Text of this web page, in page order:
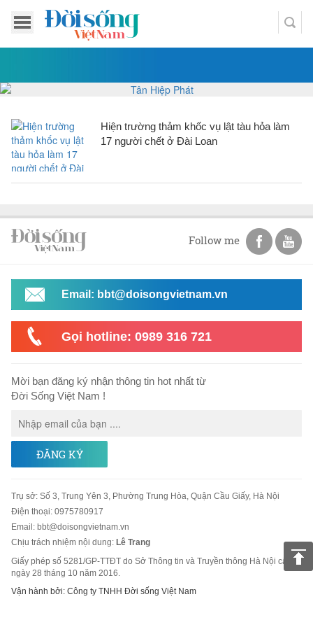
Hiện trường thảm khốc vụ lật tàu hỏa làm
17 người chết ở Đài Loan
Follow me
Email: bbt@doisongvietnam.vn
Gọi hotline: 0989 316 721
Mời bạn đăng ký nhận thông tin hot nhất từ
Đời Sống Việt Nam !
ĐĂNG KÝ
Trụ sở: Số 3, Trung Yên 3, Phường Trung Hòa, Quận Cầu Giấy, Hà Nội
Điện thoại: 0975780917
Email : bbt@doisongvietnam.vn
Chịu trách nhiệm nội dung: Lê Trang
Giấy phép số 5281/GP-TTĐT do Sở Thông tin và Truyền thông Hà Nội cấp
ngày 28 tháng 10 năm 2016.
Vận hành bởi: Công ty TNHH Đời sống Việt Nam